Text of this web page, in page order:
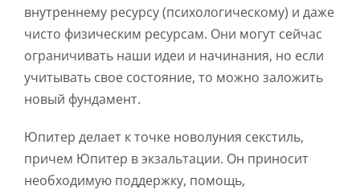
внутреннему ресурсу (психологическому) и даже
чисто физическим ресурсам. Они могут сейчас
ограничивать наши идеи и начинания, но если
учитывать свое состояние, то можно заложить
новый фундамент.
Юпитер делает к точке новолуния секстиль,
причем Юпитер в экзальтации. Он приносит
необходимую поддержку, помощь,